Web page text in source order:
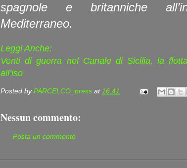
spagnole e britanniche
Mediterraneo.
Leggi Anche:
Venti di guerra nel Canale di Sicilia, la
all’iso
Posted byPARCELCO_press at16:41
Nessun commento:
Posta un commento